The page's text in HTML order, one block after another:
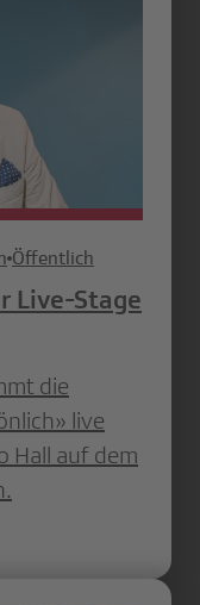
Öffentlich
Live-Stage
die
live
Hall auf dem